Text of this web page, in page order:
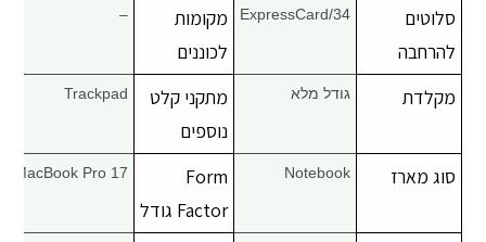
סלוטים
להרחבה
ExpressCard/34
מקומות
לכוננים
–
מקלדת גודל מלא
מתקני קלט
נוספים
Trackpad
סוג מארז Notebook
Form
Factor גודל
MacBook Pro 17"